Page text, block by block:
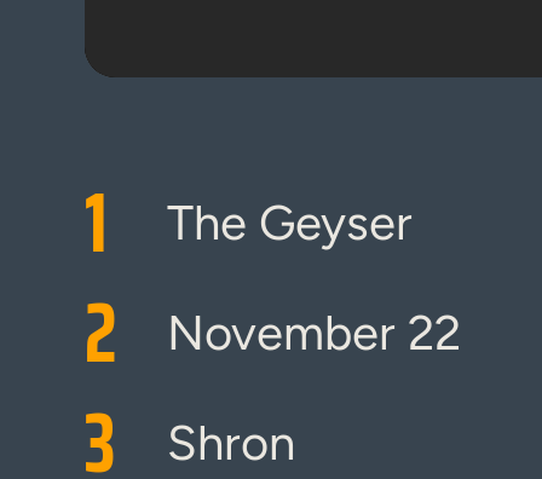
1 The Geyser
2 November 22
3 Shron